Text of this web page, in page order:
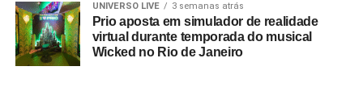
UNIVERSO LIVE 3 semanas atrás
Prio aposta em simulador de realidade
virtual durante temporada do musical
Wicked no Rio de Janeiro